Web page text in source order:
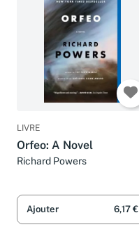
LIVRE
Orfeo: A Novel
Richard Powers
Ajouter 6,17 €